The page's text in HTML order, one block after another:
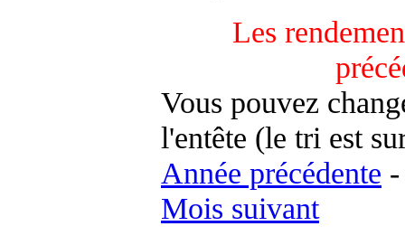
Les
Vous pouvez
l'entête (le tri est
Année précédente -
Mois suivant